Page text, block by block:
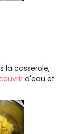
la casserole,
d'eau et